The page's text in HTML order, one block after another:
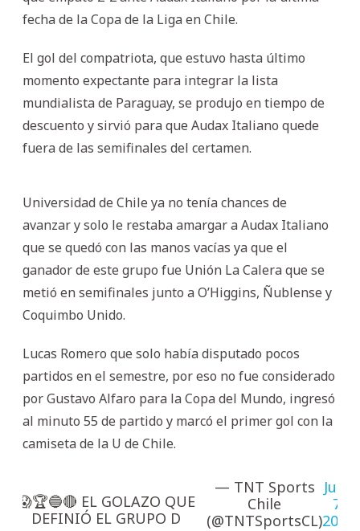
fecha de la Copa de la Liga en Chile.
El gol del compatriota, que estuvo hasta último
momento expectante para integrar la lista
mundialista de Paraguay, se produjo en tiempo de
descuento y sirvió para que Audax Italiano quede
fuera de las semifinales del certamen.
Universidad de Chile ya no tenía chances de
avanzar y solo le restaba amargar a Audax Italiano
que se quedó con las manos vacías ya que el
ganador de este grupo fue Unión La Calera que se
metió en semifinales junto a O’Higgins, Ñublense y
Coquimbo Unido.
Lucas Romero que solo había disputado pocos
partidos en el semestre, por eso no fue considerado
por Gustavo Alfaro para la Copa del Mundo, ingresó
al minuto 55 de partido y marcó el primer gol con la
camiseta de la U de Chile.
😱🏆🔵🔴 EL GOLAZO QUE
DEFINIÓ EL GRUPO D
— TNT Sports
Chile
(@TNTSportsCL)
June
7,
2026